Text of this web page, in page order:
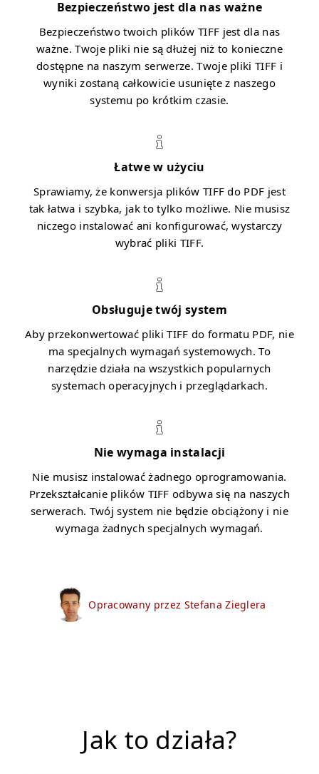
Bezpieczeństwo jest dla nas ważne
Bezpieczeństwo twoich plików TIFF jest dla nas
ważne. Twoje pliki nie są dłużej niż to konieczne
dostępne na naszym serwerze. Twoje pliki TIFF i
wyniki zostaną całkowicie usunięte z naszego
systemu po krótkim czasie.
Łatwe w użyciu
Sprawiamy, że konwersja plików TIFF do PDF jest
tak łatwa i szybka, jak to tylko możliwe. Nie musisz
niczego instalować ani konfigurować, wystarczy
wybrać pliki TIFF.
Obsługuje twój system
Aby przekonwertować pliki TIFF do formatu PDF, nie
ma specjalnych wymagań systemowych. To
narzędzie działa na wszystkich popularnych
systemach operacyjnych i przeglądarkach.
Nie wymaga instalacji
Nie musisz instalować żadnego oprogramowania.
Przekształcanie plików TIFF odbywa się na naszych
serwerach. Twój system nie będzie obciążony i nie
wymaga żadnych specjalnych wymagań.
Opracowany przez Stefana Zieglera
Jak to działa?